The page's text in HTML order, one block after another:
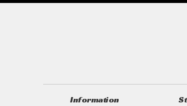
Information